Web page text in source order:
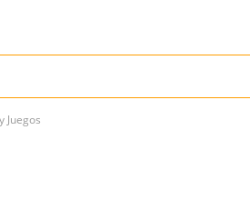
Juegos